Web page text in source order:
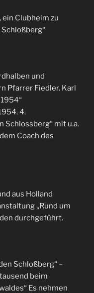
Clubheim zu
Schloßberg“
und
Pfarrer Fiedler. Karl
4.
Schlossberg“ mit u.a.
Coach des
aus Holland
„Rund um
durchgeführt.
Schloßberg“ –
beim
Es nehmen